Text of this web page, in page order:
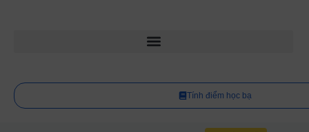
Tính điểm học bạ